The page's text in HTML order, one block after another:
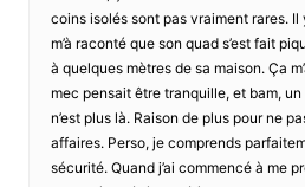
coins isolés sont pas vraiment rares. Il
m’à raconté que son quad s’est fait
à quelques mètres de sa maison. Ça
mec pensait être tranquille, et bam,
n’est plus là. Raison de plus pour ne
affaires. Perso, je comprends
sécurité. Quand j’ai commencé à me